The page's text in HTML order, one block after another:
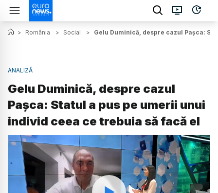
> România > Social > Gelu Duminică, despre cazul Pașca:
ANALIZĂ
Gelu Duminică, despre cazul
Pașca: Statul a pus pe umerii unui
individ ceea ce trebuia să facă el